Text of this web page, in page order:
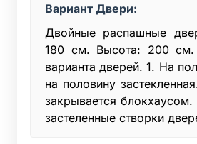
Вариант Двери:
Двойные распашные
180 см. Высота: 200
варианта дверей. 1. На
на половину
закрывается
застеленные створки